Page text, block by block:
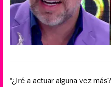
“¿Iré a actuar alguna vez